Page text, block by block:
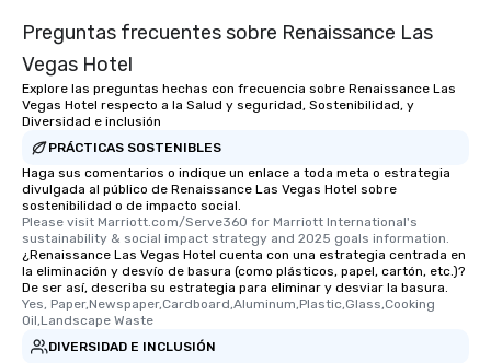
Preguntas frecuentes sobre Renaissance Las
Vegas Hotel
Explore las preguntas hechas con frecuencia sobre Renaissance Las
Vegas Hotel respecto a la Salud y seguridad, Sostenibilidad, y
Diversidad e inclusión
PRÁCTICAS SOSTENIBLES
Haga sus comentarios o indique un enlace a toda meta o estrategia
divulgada al público de Renaissance Las Vegas Hotel sobre
sostenibilidad o de impacto social.
Please visit Marriott.com/Serve360 for Marriott International's
sustainability & social impact strategy and 2025 goals information.
¿Renaissance Las Vegas Hotel cuenta con una estrategia centrada en
la eliminación y desvío de basura (como plásticos, papel, cartón, etc.)?
De ser así, describa su estrategia para eliminar y desviar la basura.
Yes, Paper,Newspaper,Cardboard,Aluminum,Plastic,Glass,Cooking
Oil,Landscape Waste
DIVERSIDAD E INCLUSIÓN